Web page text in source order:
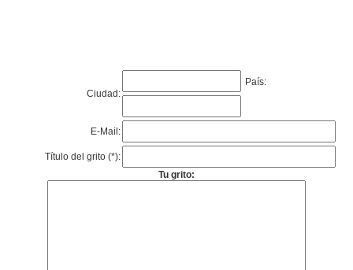
Ciudad:
País:
E-Mail:
Título del grito (*):
Tu grito: